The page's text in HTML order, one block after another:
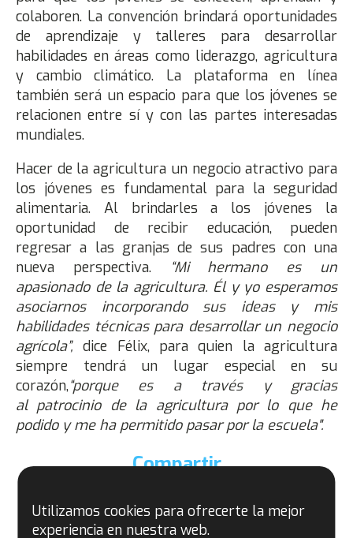
colaboren. La convención brindará oportunidades
de aprendizaje y talleres para desarrollar
habilidades en áreas como liderazgo, agricultura
y cambio climático. La plataforma en línea
también será un espacio para que los jóvenes se
relacionen entre sí y con las partes interesadas
mundiales.
Hacer de la agricultura un negocio atractivo para
los jóvenes es fundamental para la seguridad
alimentaria. Al brindarles a los jóvenes la
oportunidad de recibir educación, pueden
regresar a las granjas de sus padres con una
nueva perspectiva.
“Mi hermano es un
apasionado de la agricultura. Él y yo esperamos
asociarnos incorporando sus ideas y mis
habilidades técnicas para desarrollar un negocio
agrícola”,dice Félix, para quien la agricultura
siempre tendrá un lugar especial en su
corazón,“porque es a través y gracias
al patrocinio de la agricultura por lo que he
podido y me ha permitido pasar por la escuela".
Compartir
Utilizamos cookies para ofrecerte la mejor
experiencia en nuestra web.